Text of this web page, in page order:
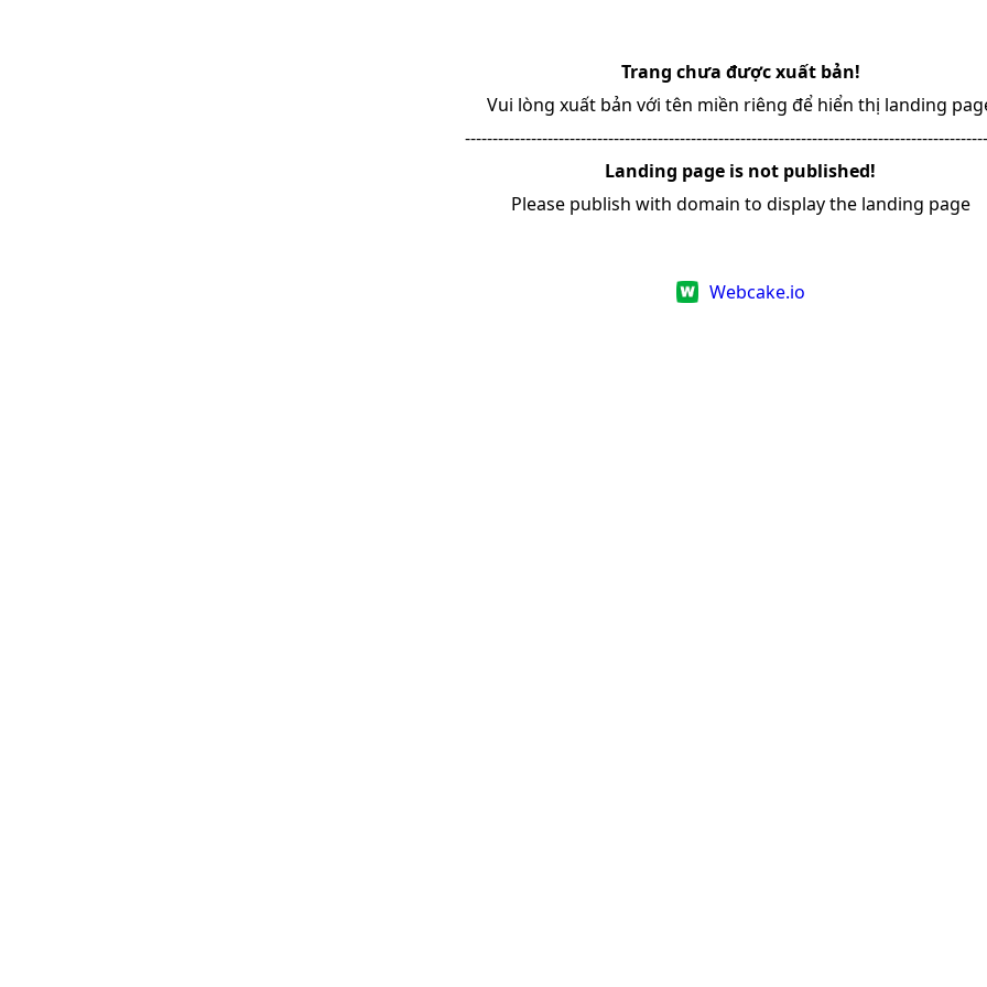
Trang chưa được xuất bản!
Vui lòng xuất bản với tên miền riêng để hiển thị landing
Landing page is not published!
Please publish with domain to display the landing page
Webcake.io